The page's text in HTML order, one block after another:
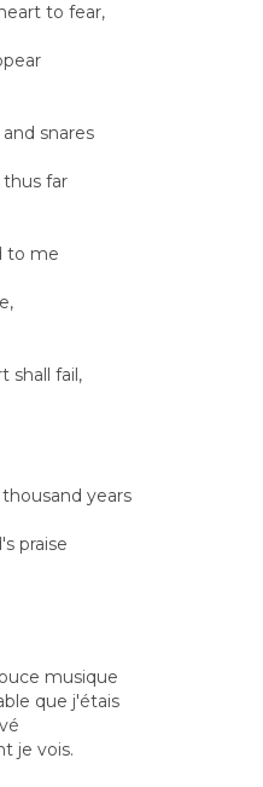
to fear,
snares
thus far
to me
shall fail,
years
praise
musique
que j'étais
je vois.